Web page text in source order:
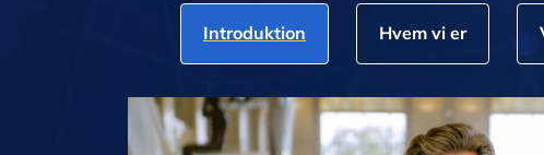
Introduktion Hvem vi er